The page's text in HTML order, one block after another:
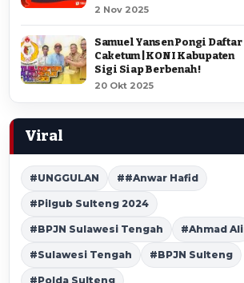
2 Nov 2025
Samuel Yansen Pongi Daftar
Caketum | KONI Kabupaten
Sigi Siap Berbenah !
20 Okt 2025
Viral
#UNGGULAN ##Anwar Hafid
#Pilgub Sulteng 2024
#BPJN Sulawesi Tengah #Ahmad Ali
#Sulawesi Tengah #BPJN Sulteng
#Polda Sulteng